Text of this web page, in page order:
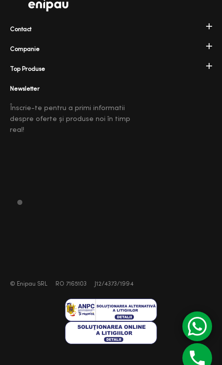
Companie
Top Produse
Contact
Newsletter
Înscrie-te pentru a primi informatii
despre oferte și produse noi în timp
real!
© Enipau SRL RO 7165103 J12/4373/1994